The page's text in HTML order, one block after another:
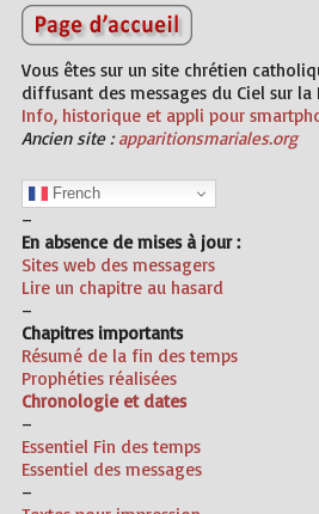
Vous êtes sur un site chrétien
diffusant des messages du Ciel sur la
Info, historique et appli pour
Ancien site :apparitionsmariales.org
French
–
En absence de mises à jour :
Sites web desmessagers
Lire un chapitre au hasard
–
Chapitres importants
Résumé de la fin des temps
Prophéties réalisées
Chronologie et dates
–
Essentiel Fin des temps
Essentiel des messages
–